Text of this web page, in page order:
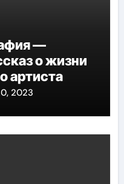
—
о жизни
артиста
2023